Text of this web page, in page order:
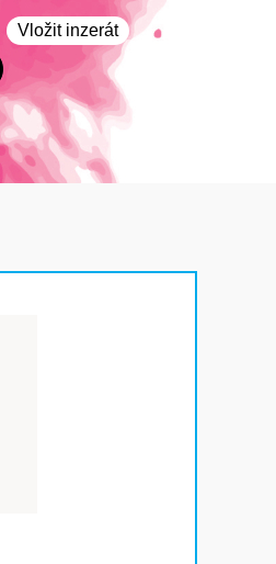
Vložit inzerát